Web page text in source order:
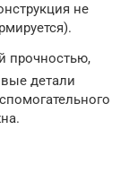
не
прочностью,
детали